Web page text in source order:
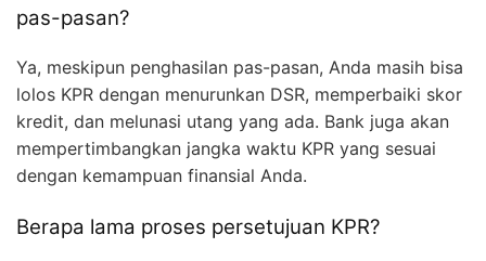
pas-pasan?
Ya, meskipun penghasilan pas-pasan, Anda masih bisa
lolos KPR dengan menurunkan DSR, memperbaiki skor
kredit, dan melunasi utang yang ada. Bank juga akan
mempertimbangkan jangka waktu KPR yang sesuai
dengan kemampuan finansial Anda.
Berapa lama proses persetujuan KPR?